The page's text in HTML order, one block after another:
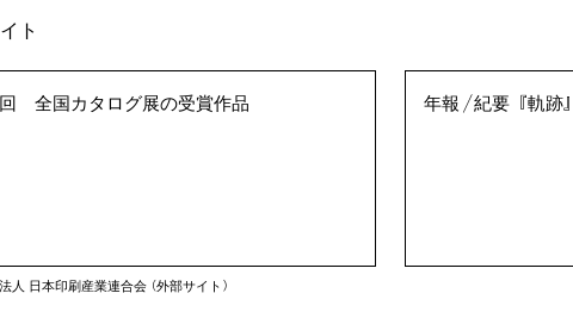
ト
全国カタログ展の受賞作品
人 日本印刷産業連合会（外部サイト）
年報／紀要『軌跡』